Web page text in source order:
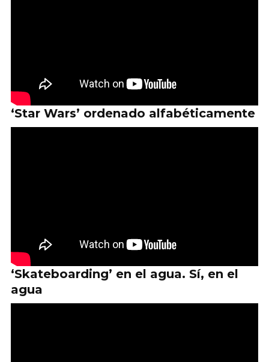
‘Star Wars’ ordenado alfabéticamente
‘Skateboarding’ en el agua. Sí, en el
agua